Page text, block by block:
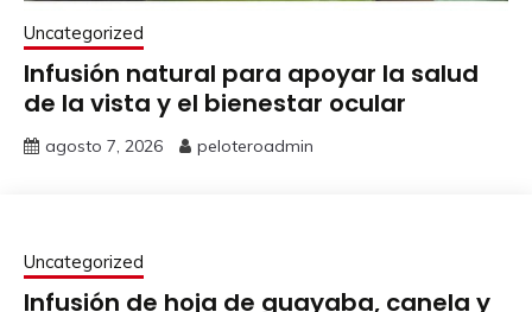
Uncategorized
Infusión natural para apoyar la salud
de la vista y el bienestar ocular
agosto 7, 2026 peloteroadmin
Uncategorized
Infusión de hoja de guayaba, canela y